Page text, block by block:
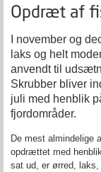
Opdræt af
I november og
laks og helt
anvendt til
Skrubber bliver
juli med henblik
fjordområder.
De mest almindelige
opdrættet med
sat ud, er ørred, laks,